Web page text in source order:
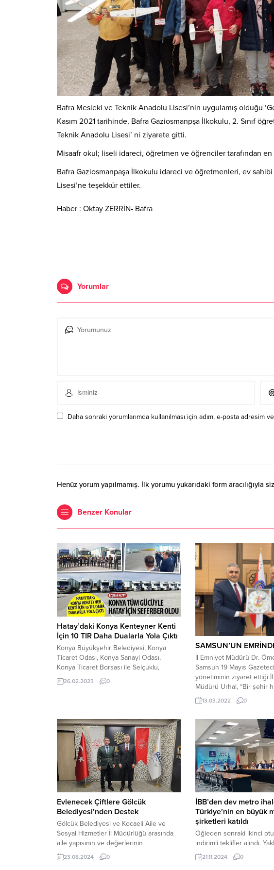
Bafra Mesleki ve Teknik Anadolu Lisesi’nin uygulamış olduğu
Kasım 2021 tarihinde, Bafra Gaziosmanpşa İlkokulu, 2. Sınıf
Teknik Anadolu Lisesi’ ni ziyarete gitti.
Misaafr okul; liseli idareci, öğretmen ve öğrenciler tarafından en
Bafra Gaziosmanpaşa İlkokulu idareci ve öğretmenleri, ev
Lisesi’ne teşekkür ettiler.
Haber : Oktay ZERRİN- Bafra
Yorumlar
Daha sonraki yorumlarımda kullanılması için adım, e-posta adresim
Henüz yorum yapılmamış. İlk yorumu yukarıdaki form aracılığıyla
Benzer Konular
Hatay’daki Konya Kenteyner Kenti
İçin 10 TIR Daha Dualarla Yola Çıktı
Konya Büyükşehir Belediyesi, Konya
Ticaret Odası, Konya Sanayi Odası,
Konya Ticaret Borsası ile Selçuklu,
Meram ve Karatay belediyelerinin
Hatay’da kuracağı Konya Konteyner Kenti
yapılan destek çalışmalarıyla Konya’nın
Antakya’da en çok hissedilen şehir...
26.02.2023 0
SAMSUN’UN
İl Emniyet Müdürü Dr.
Samsun 19 Mayıs
yönetiminin ziyaret ettiği
Müdürü Urhal, “Bir şehir
çok kalkınır” dedi Samsun
Gazeteciler Cemiyeti
yönetim kurulu üyeleri
Fatih Akça ile Birlikte
13.03.2022 0
Evlenecek Çiftlere Gölcük
Belediyesi’nden Destek
Gölcük Belediyesi ve Kocaeli Aile ve
Sosyal Hizmetler İl Müdürlüğü arasında
aile yapısının ve değerlerinin
korunmasına yönelik çalışmalar yapmak
amacıyla iş birliği protokolü imzalandı.
23.08.2024 0
İBB’den dev metro
Türkiye’nin en büyük
şirketleri katıldı
Öğleden sonraki ikinci
indirimli teklifler alındı.
milyar 863 milyon 766 bin
olan metro işinin
21.11.2024 0